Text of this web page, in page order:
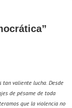
tan valiente lucha. Desde
de pésame de toda
que la violencia no